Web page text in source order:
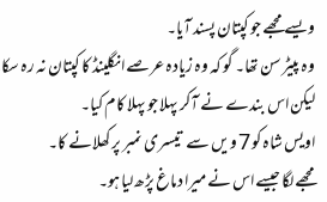
ویسے مجھے جو کپتان پسند آیا۔
وہ پیٹرسن تھا۔ گو کہ وہ زیادہ عرصے انگلینڈ کا کپتان نہ رہ
لیکن اس بندے نے آکر پہلا جو پہلا کام کیا۔
اویس شاہ کو 7 ویں سے تیسری نمبر پر کھلانے کا۔
مجھے لگا جیسے اس نے میرا دماغ‌ پڑھ لیا ہو۔